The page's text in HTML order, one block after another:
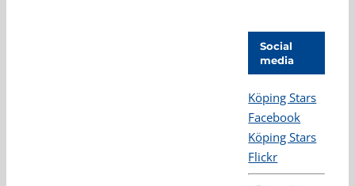
Social
media
Köping Stars
Facebook
Köping Stars
Flickr